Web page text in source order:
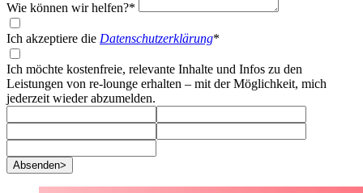
Wie können wir helfen?*
Ich akzeptiere die Datenschutzerklärung*
Ich möchte kostenfreie, relevante Inhalte und Infos zu den
Leistungen von re-lounge erhalten – mit der Möglichkeit, mich
jederzeit wieder abzumelden.
Absenden>